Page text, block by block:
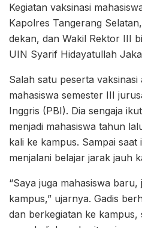
Kegiatan vaksinasi
Kapolres Tangerang
dekan, dan Wakil Rektor III
UIN Syarif Hidayatullah
Salah satu peserta
mahasiswa semester III
Inggris (PBI). Dia sengaja
menjadi mahasiswa tahun
kali ke kampus. Sampai saat
menjalani belajar jarak jauh
“Saya juga mahasiswa baru,
kampus,” ujarnya. Gadis
dan berkegiatan ke